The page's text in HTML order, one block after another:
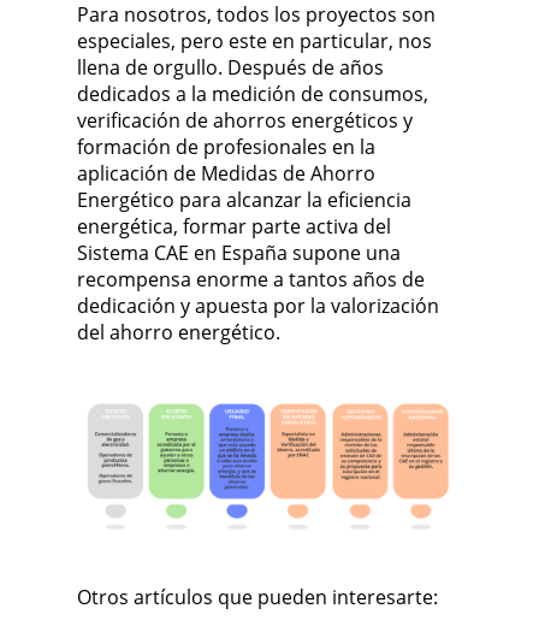
Para nosotros, todos los proyectos son
especiales, pero este en particular, nos
llena de orgullo. Después de años
dedicados a la medición de consumos,
verificación de ahorros energéticos y
formación de profesionales en la
aplicación de Medidas de Ahorro
Energético para alcanzar la eficiencia
energética, formar parte activa del
Sistema CAE en España supone una
recompensa enorme a tantos años de
dedicación y apuesta por la valorización
del ahorro energético.
Otros artículos que pueden interesarte: